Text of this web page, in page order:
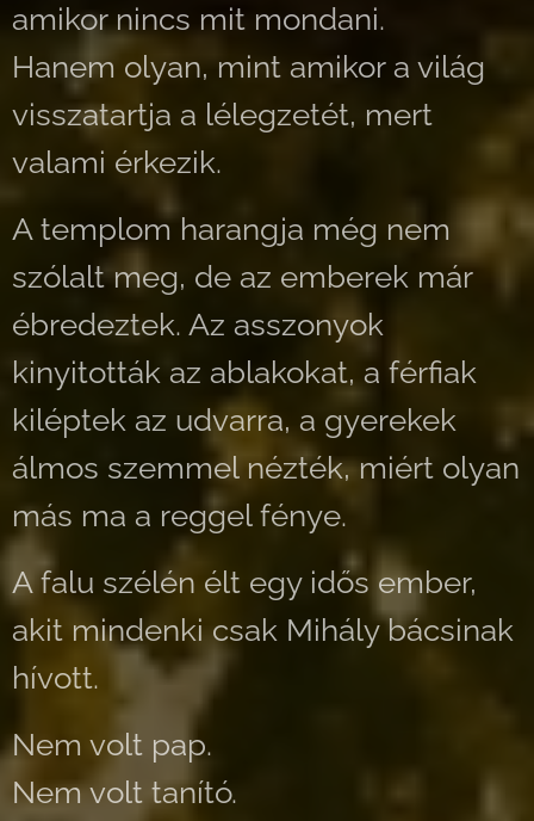
amikor nincs mit mondani.
Hanem olyan, mint amikor a világ
visszatartja a lélegzetét, mert
valami érkezik.
A templom harangja még nem
szólalt meg, de az emberek már
ébredeztek. Az asszonyok
kinyitották az ablakokat, a férfiak
kiléptek az udvarra, a gyerekek
álmos szemmel nézték, miért olyan
más ma a reggel fénye.
A falu szélén élt egy idős ember,
akit mindenki csak Mihály bácsinak
hívott.
Nem volt pap.
Nem volt tanító.